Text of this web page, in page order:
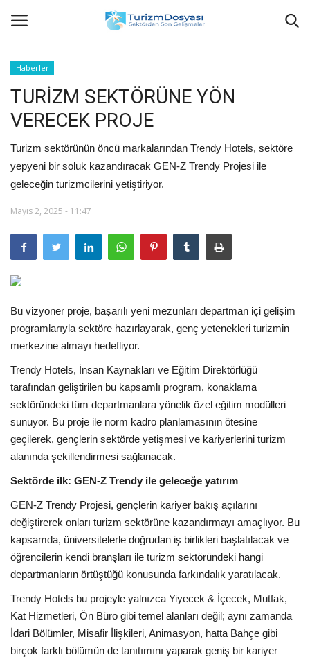
Anasayfa
Bize Ulaşın
Künye
KVKK Aydınlatma Metni
Görüntülü
Araştırma - İnceleme
Lezzet Durakları
Röportajlar
Gezi - Yorum
Sizlerden Gelenler
Yorumlar
Video Tanıtım
Galeri
Haberler
TURİZM SEKTÖRÜNE YÖN
VERECEK PROJE
Turizm sektörünün öncü markalarından Trendy Hotels, sektöre
yepyeni bir soluk kazandıracak GEN-Z Trendy Projesi ile
geleceğin turizmcilerini yetiştiriyor.
Mayıs 2, 2025 - 11:47
Bu vizyoner proje, başarılı yeni mezunları departman içi gelişim
programlarıyla sektöre hazırlayarak, genç yetenekleri turizmin
merkezine almayı hedefliyor.
Trendy Hotels, İnsan Kaynakları ve Eğitim Direktörlüğü
tarafından geliştirilen bu kapsamlı program, konaklama
sektöründeki tüm departmanlara yönelik özel eğitim modülleri
sunuyor. Bu proje ile norm kadro planlamasının ötesine
geçilerek, gençlerin sektörde yetişmesi ve kariyerlerini turizm
alanında şekillendirmesi sağlanacak.
Sektörde ilk: GEN-Z Trendy ile geleceğe yatırım
GEN-Z Trendy Projesi, gençlerin kariyer bakış açılarını
değiştirerek onları turizm sektörüne kazandırmayı amaçlıyor. Bu
kapsamda, üniversitelerle doğrudan iş birlikleri başlatılacak ve
öğrencilerin kendi branşları ile turizm sektöründeki hangi
departmanların örtüştüğü konusunda farkındalık yaratılacak.
Trendy Hotels bu projeyle yalnızca Yiyecek & İçecek, Mutfak,
Kat Hizmetleri, Ön Büro gibi temel alanları değil; aynı zamanda
İdari Bölümler, Misafir İlişkileri, Animasyon, hatta Bahçe gibi
birçok farklı bölümün de tanıtımını yaparak geniş bir kariyer